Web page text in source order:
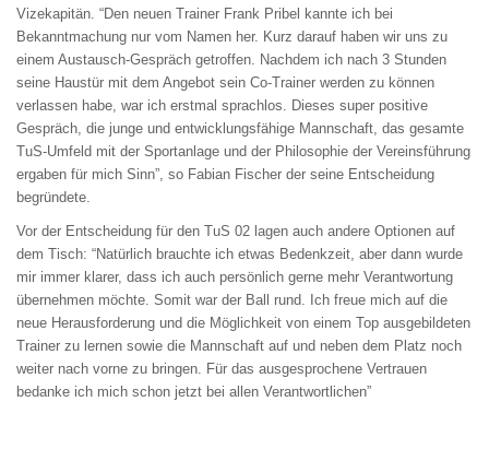
Vizekapitän. “Den neuen Trainer Frank Pribel kannte ich bei
Bekanntmachung nur vom Namen her. Kurz darauf haben wir uns zu
einem Austausch-Gespräch getroffen. Nachdem ich nach 3 Stunden
seine Haustür mit dem Angebot sein Co-Trainer werden zu können
verlassen habe, war ich erstmal sprachlos. Dieses super positive
Gespräch, die junge und entwicklungsfähige Mannschaft, das gesamte
TuS-Umfeld mit der Sportanlage und der Philosophie der Vereinsführung
ergaben für mich Sinn”, so Fabian Fischer der seine Entscheidung
begründete.
Vor der Entscheidung für den TuS 02 lagen auch andere Optionen auf
dem Tisch: “Natürlich brauchte ich etwas Bedenkzeit, aber dann wurde
mir immer klarer, dass ich auch persönlich gerne mehr Verantwortung
übernehmen möchte. Somit war der Ball rund. Ich freue mich auf die
neue Herausforderung und die Möglichkeit von einem Top ausgebildeten
Trainer zu lernen sowie die Mannschaft auf und neben dem Platz noch
weiter nach vorne zu bringen. Für das ausgesprochene Vertrauen
bedanke ich mich schon jetzt bei allen Verantwortlichen”